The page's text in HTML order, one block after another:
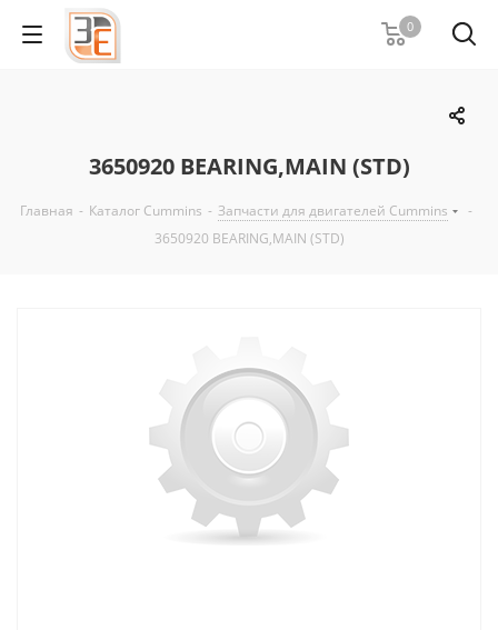
0
3650920 BEARING,MAIN (STD)
Главная - Каталог Cummins - Запчасти для двигателей Cummins
-
3650920 BEARING,MAIN (STD)